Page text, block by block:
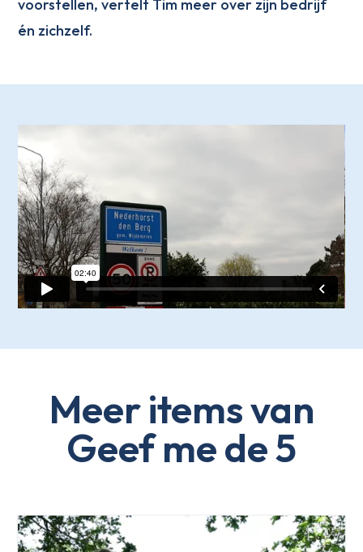
voorstellen, vertelt Tim meer over zijn bedrijf
én zichzelf.
Meer items van
Geef me de 5